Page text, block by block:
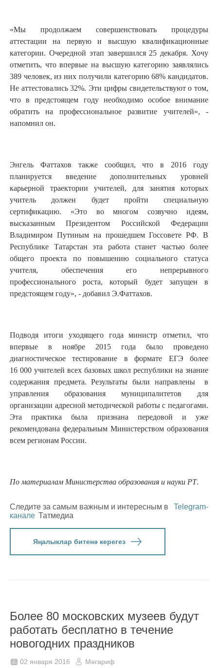
«Мы продолжаем совершенствовать процедуры
аттестации на первую и высшую квалификационные
категории. Очередной этап завершился 25 декабря. Хочу
отметить, что впервые на высшую категорию заявлялись
389 человек, из них получили категорию 68% кандидатов.
Не аттестовались 32%. Эти цифры свидетельствуют о том,
что в предстоящем году необходимо особое внимание
обратить на профессиональное развитие учителей», -
напомнил он.
Энгель Фаттахов также сообщил, что в 2016 году
планируется введение дополнительных уровней
карьерной траектории учителей, для занятия которых
учитель должен будет пройти специальную
сертификацию. «Это во многом созвучно идеям,
высказанным Президентом Российской Федерации
Владимиром Путиным на прошедшем Госсовете РФ. В
Республике Татарстан эта работа станет частью более
общего проекта по повышению социального статуса
учителя, обеспечения его непрерывного
профессионального роста, который будет запущен в
предстоящем году», - добавил Э.Фаттахов.
Подводя итоги уходящего года министр отметил, что
впервые в ноябре 2015 года было проведено
диагностическое тестирование в формате ЕГЭ более
16 000 учителей всех базовых школ республики на знание
содержания предмета. Результаты были направлены в
управления образования муниципалитетов для
организации адресной методической работы с педагогами.
Эта практика была признана передовой и уже
рекомендована федеральным Министерством образования
всем регионам России.
По материалам Министерства образования и науки РТ.
Следите за самым важным и интересным в
Telegram-
канале Татмедиа
Яңалыклар битенә керегез
Более 80 московских музеев будут
работать бесплатно в течение
новогодних праздников
02 января 2016 Мәгариф